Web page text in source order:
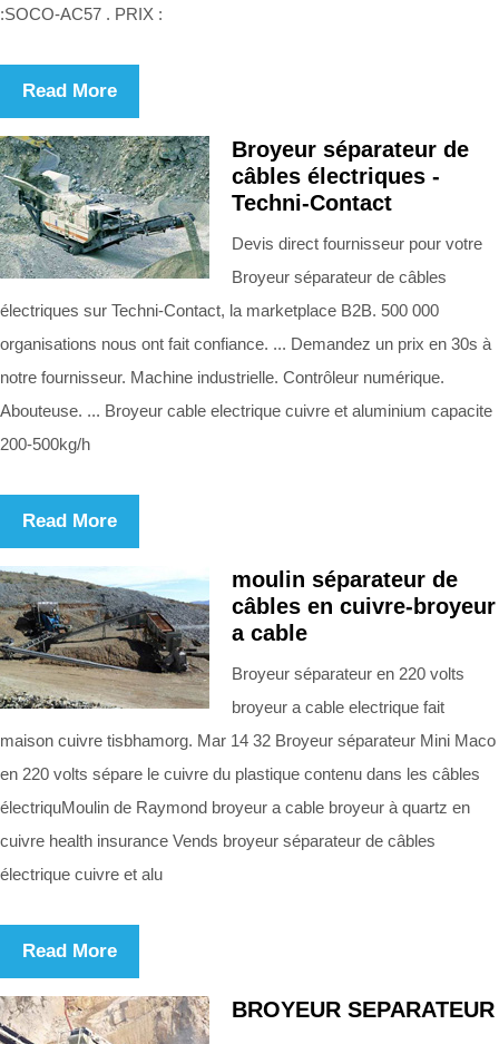
:SOCO-AC57 . PRIX :
Read More
Broyeur séparateur de
câbles électriques -
Techni-Contact
Devis direct fournisseur pour votre
Broyeur séparateur de câbles
électriques sur Techni-Contact, la marketplace B2B. 500 000
organisations nous ont fait confiance. ... Demandez un prix en 30s à
notre fournisseur. Machine industrielle. Contrôleur numérique.
Abouteuse. ... Broyeur cable electrique cuivre et aluminium capacite
200-500kg/h
Read More
moulin séparateur de
câbles en cuivre-broyeur
a cable
Broyeur séparateur en 220 volts
broyeur a cable electrique fait
maison cuivre tisbhamorg. Mar 14 32 Broyeur séparateur Mini Maco
en 220 volts sépare le cuivre du plastique contenu dans les câbles
électriquMoulin de Raymond broyeur a cable broyeur à quartz en
cuivre health insurance Vends broyeur séparateur de câbles
électrique cuivre et alu
Read More
BROYEUR SEPARATEUR